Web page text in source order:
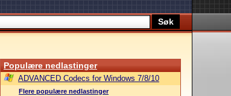
Populære nedlastinger
ADVANCED Codecs for Windows 7/8/10
Flere populære nedlastinger